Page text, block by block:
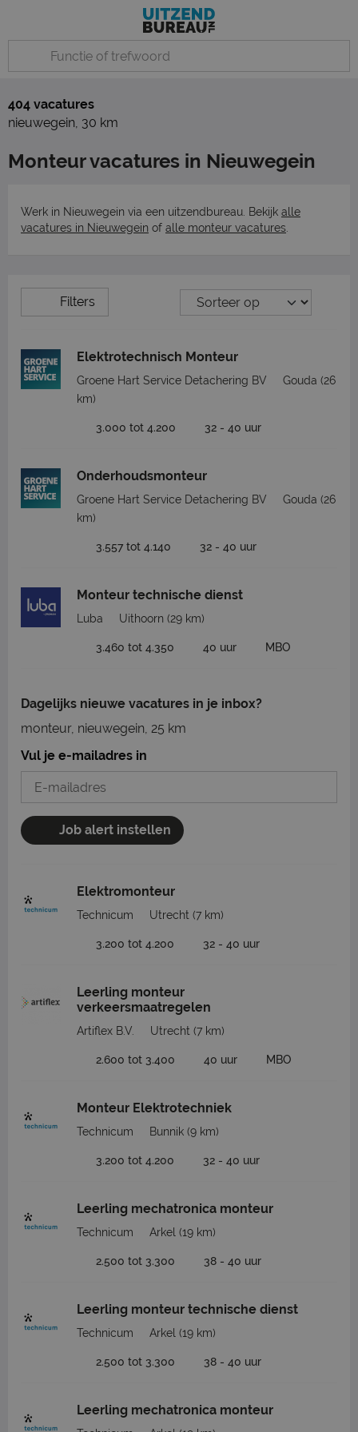
404 vacatures
nieuwegein, 30 km
Monteur vacatures in Nieuwegein
Werk in Nieuwegein via een uitzendbureau. Bekijk alle
vacatures in Nieuwegein of alle monteur vacatures
Filters
Elektrotechnisch Monteur
Groene Hart Service Detachering BV Gouda (26
km)
3.000 tot 4.200 32 - 40 uur
Onderhoudsmonteur
Groene Hart Service Detachering BV Gouda (26
km)
3.557 tot 4.140 32 - 40 uur
Monteur technische dienst
Luba Uithoorn (29 km)
3.460 tot 4.350 40 uur MBO
Dagelijks nieuwe vacatures in je inbox?
monteur, nieuwegein, 25 km
Vul je e-mailadres in
Job alert instellen
Elektromonteur
Technicum Utrecht (7 km)
3.200 tot 4.200 32 - 40 uur
Leerling monteur
verkeersmaatregelen
Artiflex B.V. Utrecht (7 km)
2.600 tot 3.400 40 uur MBO
Monteur Elektrotechniek
Technicum Bunnik (9 km)
3.200 tot 4.200 32 - 40 uur
Leerling mechatronica monteur
Technicum Arkel (19 km)
2.500 tot 3.300 38 - 40 uur
Leerling monteur technische dienst
Technicum Arkel (19 km)
2.500 tot 3.300 38 - 40 uur
Leerling mechatronica monteur